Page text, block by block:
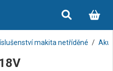
makita netříděné Aku